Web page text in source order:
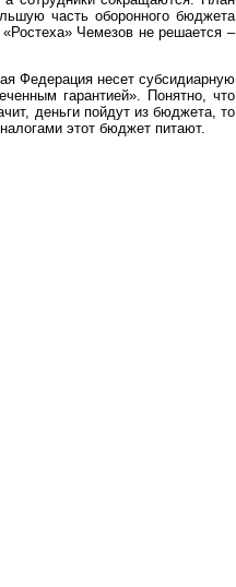
часть оборонного бюджета
Чемезов не решается –
Федерация несет субсидиарную
гарантией». Понятно, что
деньги пойдут из бюджета, то
этот бюджет питают.